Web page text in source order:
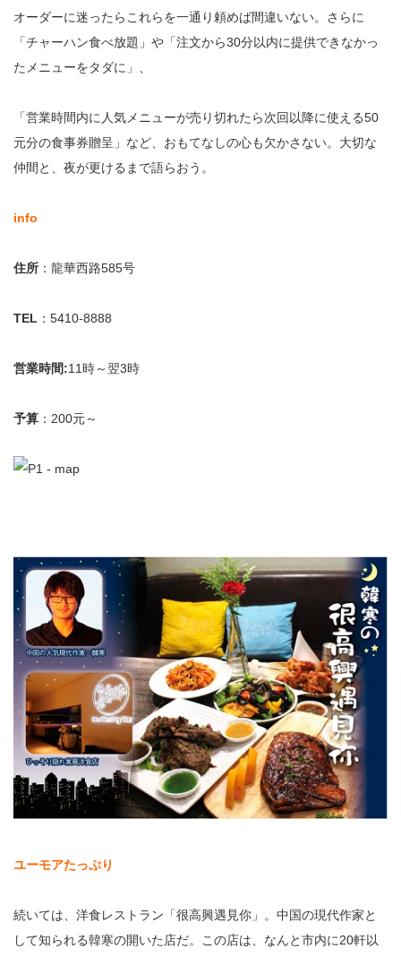
オーダーに迷ったらこれらを一通り頼めば間違いない。さらに
「チャーハン食べ放題」や「注文から30分以内に提供できなかっ
たメニューをタダに」、
「営業時間内に人気メニューが売り切れたら次回以降に使える50
元分の食事券贈呈」など、おもてなしの心も欠かさない。大切な
仲間と、夜が更けるまで語らおう。
info
住所 ：龍華西路585号
TEL ：5410-8888
営業時間:11時～翌3時
予算 ：200元～
ユーモアたっぷり
続いては、洋食レストラン「很高興遇見你」。中国の現代作家と
して知られる韓寒の開いた店だ。この店は、なんと市内に20軒以